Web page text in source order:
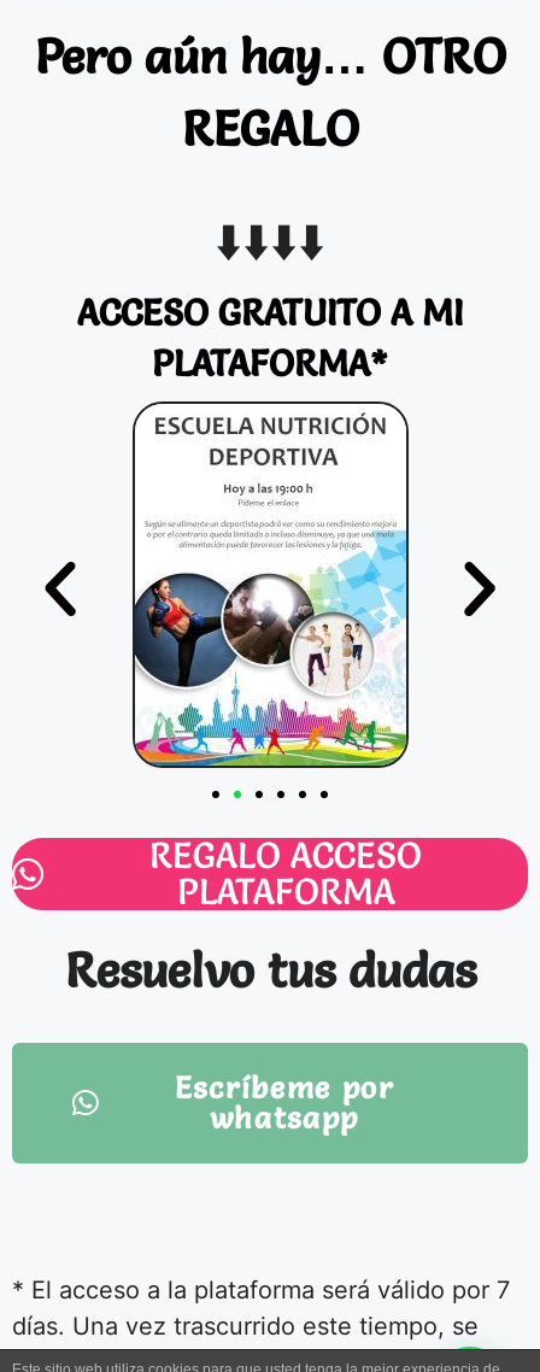
Pero aún hay… OTRO
REGALO
⬇️⬇️⬇️⬇️
ACCESO GRATUITO A MI
PLATAFORMA*
REGALO ACCESO
PLATAFORMA
Resuelvo tus dudas
Escríbeme por
whatsapp
* El acceso a la plataforma será válido por 7
días. Una vez trascurrido este tiempo, se
podrá renovar por periodos sucesivos de